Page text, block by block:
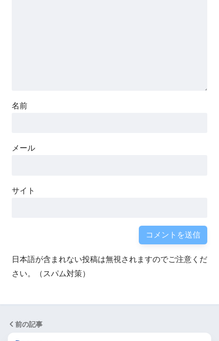
名前
メール
サイト
日本語が含まれない投稿は無視されますのでご注意くだ
さい。（スパム対策）
前の記事